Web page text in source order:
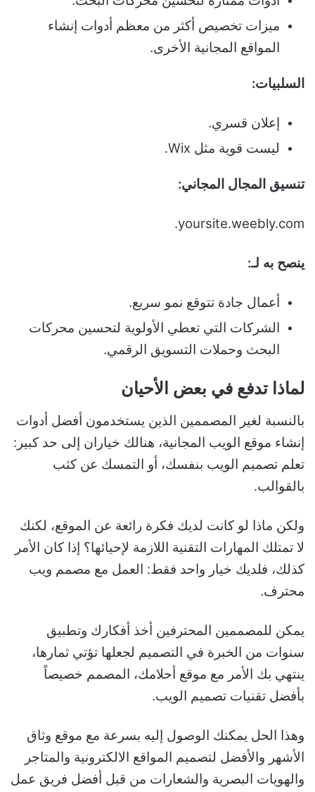
ميزات تخصيص أكثر من معظم أدوات إنشاء
المواقع المجانية الأخرى.
السلبيات:
إعلان قسري.
ليست قوية مثل Wix.
تنسيق المجال المجاني:
yoursite.weebly.com.
ينصح به لـ:
أعمال جادة تتوقع نمو سريع.
الشركات التي تعطي الأولوية لتحسين محركات
البحث وحملات التسويق الرقمي.
لماذا تدفع في بعض الأحيان
بالنسبة لغير المصممين الذين يستخدمون أفضل أدوات
إنشاء موقع الويب المجانية، هنالك خياران إلى حد كبير:
تعلم تصميم الويب بنفسك، أو التمسك عن كثب
بالقوالب.
ولكن ماذا لو كانت لديك فكرة رائعة عن الموقع، لكنك
لا تمتلك المهارات التقنية اللازمة لإحيائها؟ إذا كان الأمر
كذلك، فلديك خيار واحد فقط: العمل مع مصمم ويب
محترف.
يمكن للمصممين المحترفين أخذ أفكارك وتطبيق
سنوات من الخبرة في التصميم لجعلها تؤتي ثمارها،
ينتهي بك الأمر مع موقع أحلامك، المصمم خصيصاً
بأفضل تقنيات تصميم الويب.
وهذا الحل يمكنك الوصول إليه بسرعة مع موقع وثاق
الأشهر والأفضل لتصميم المواقع الالكترونية والمتاجر
والهويات البصرية والشعارات من قبل أفضل فريق عمل